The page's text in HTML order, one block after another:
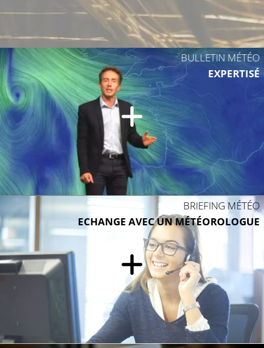
BULLETIN MÉTÉO
EXPERTISÉ
BRIEFING MÉTÉO
ECHANGE AVEC UN MÉTÉOROLOGUE